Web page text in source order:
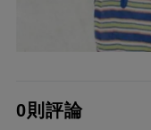
0則評論